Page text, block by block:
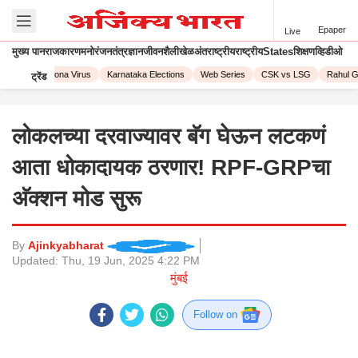
Live Epaper
मुख्य पानराजकारणमनोरंजनतंत्रज्ञानजीवनशैलीखेळअंतराष्ट्रीयराष्ट्रीयStatesशिक्षणव्हिडीओ
ट्रेंड
Corona Virus Karnataka Elections Web Series CSK vs LSG Rahul
लोकलच्या दरवाज्यावर बॅग घेऊन लटकणं
आता धोकादायक ठरणार! RPF-GRPचा
अ‍ॅक्शन मोड सुरू
By Ajinkyabharat
Updated: Thu, 19 Jun, 2025 4:22 PM
मुंबई
Follow on